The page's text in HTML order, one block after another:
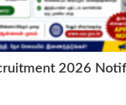
2026